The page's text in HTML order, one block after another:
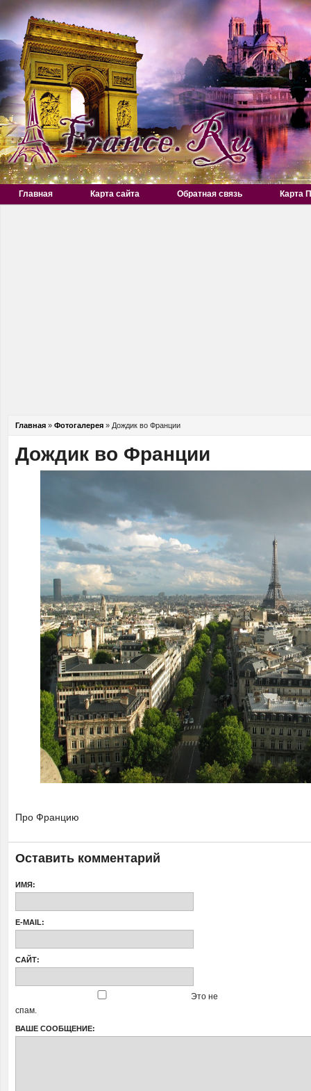
Главная Карта сайта Обратная связь Карта
Главная » Фотогалерея » Дождик во Франции
Дождик во Франции
Про Францию
Оставить комментарий
ИМЯ:
E-MAIL:
САЙТ:
Это не
спам.
ВАШЕ СООБЩЕНИЕ: